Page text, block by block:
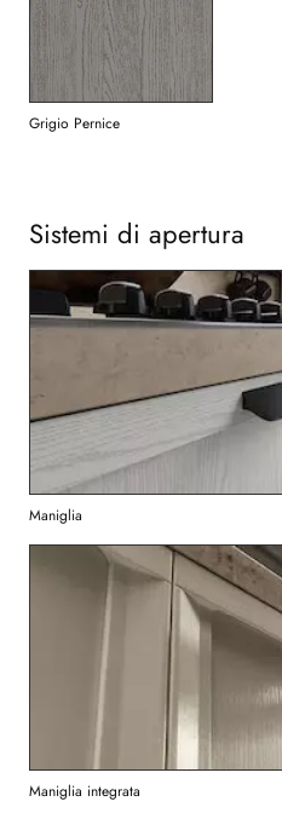
Grigio Pernice
Sistemi di apertura
Maniglia
Maniglia integrata